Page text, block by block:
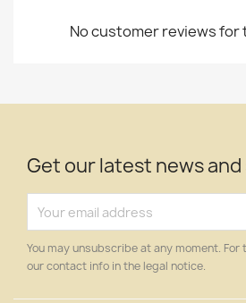
No customer reviews for
Get our latest news
You may unsubscribe at any moment.
our contact info in the legal notice.